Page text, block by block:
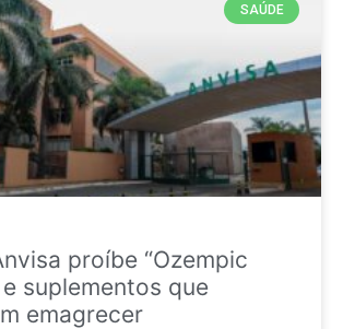
SAÚDE
proíbe “Ozempic
suplementos que
emagrecer